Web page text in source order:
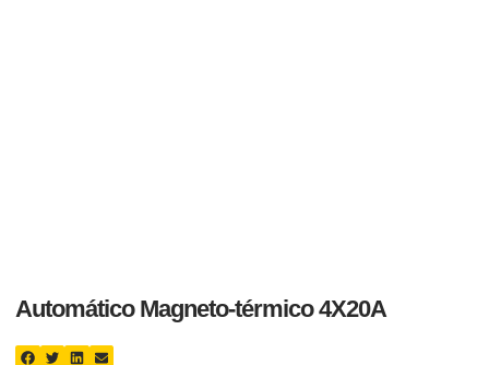
Automático Magneto-térmico 4X20A